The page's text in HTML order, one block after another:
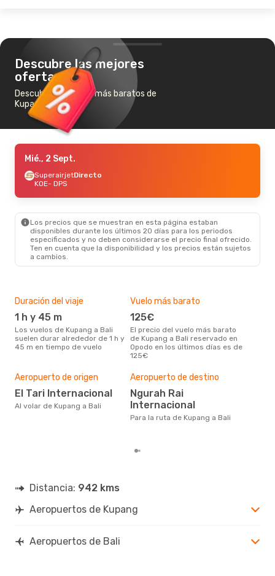
Descubre las mejores
ofertas
Descubre los vuelos más baratos de
Kupang a Bali
Mié., 2 Sept.
SuperairjetDirecto
KOE- DPS
Los precios que se muestran en esta página estaban
disponibles durante los últimos 20 días para los periodos
especificados y no deben considerarse el precio final ofrecido.
Ten en cuenta que la disponibilidad y los precios están sujetos
a cambios.
Duración del viaje
1 h y 45 m
Los vuelos de Kupang a Bali
suelen durar alrededor de 1 h y
45 m en tiempo de vuelo
Vuelo más barato
125€
El precio del vuelo más barato
de Kupang a Bali reservado en
Opodo en los últimos días es de
125€
Aeropuerto de origen
El Tari Internacional
Al volar de Kupang a Bali
Aeropuerto de destino
Ngurah Rai
Internacional
Para la ruta de Kupang a Bali
Distancia: 942 kms
Aeropuertos de Kupang
Aeropuertos de Bali